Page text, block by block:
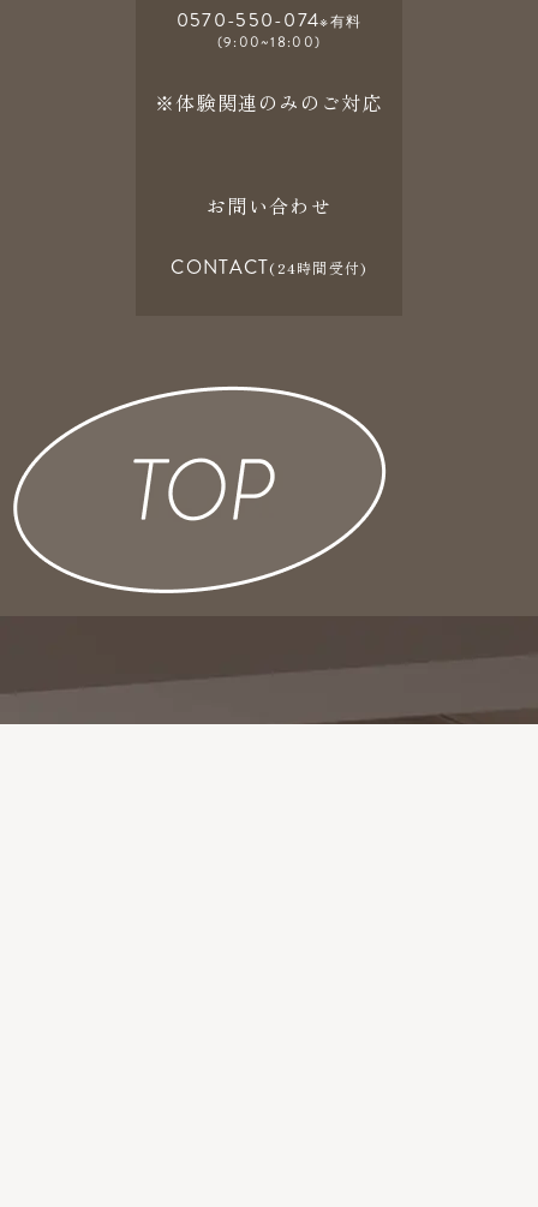
0570-550-074※有料
(9:00~18:00)
※体験関連のみのご対応
お問い合わせ
CONTACT(24時間受付)